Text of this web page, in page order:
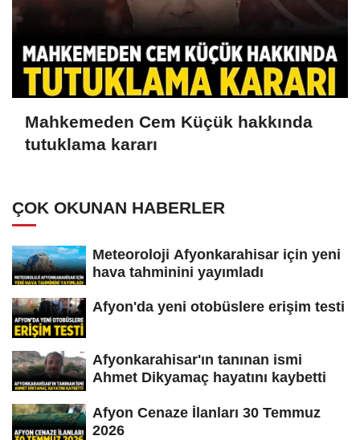
Mahkemeden Cem Küçük hakkında
tutuklama kararı
ÇOK OKUNAN HABERLER
Meteoroloji Afyonkarahisar için yeni
hava tahminini yayımladı
Afyon'da yeni otobüslere erişim testi
Afyonkarahisar'ın tanınan ismi
Ahmet Dikyamaç hayatını kaybetti
Afyon Cenaze İlanları 30 Temmuz
2026